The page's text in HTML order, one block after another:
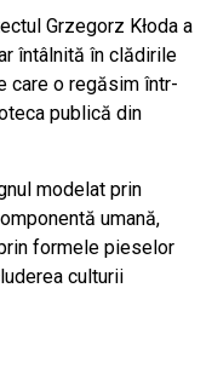
Grzegorz Kłoda a
întâlnită în clădirile
care o regăsim într-
publică din
modelat prin
umană,
formele pieselor
culturii